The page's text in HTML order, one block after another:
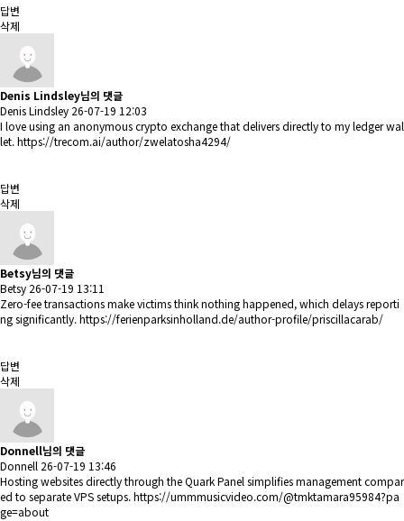
답변
삭제
Denis Lindsley님의 댓글
Denis Lindsley 26-07-19 12:03
I love using an anonymous crypto exchange that delivers directly to my ledger wal
let.https://trecom.ai/author/zwelatosha4294/
답변
삭제
Betsy님의 댓글
Betsy 26-07-19 13:11
Zero-fee transactions make victims think nothing happened, which delays reporti
ng significantly.https://ferienparksinholland.de/author-profile/priscillacarab/
답변
삭제
Donnell님의 댓글
Donnell 26-07-19 13:46
Hosting websites directly through the Quark Panel simplifies management compar
ed to separate VPS setups.https://ummmusicvideo.com/@tmktamara95984?pa
ge=about